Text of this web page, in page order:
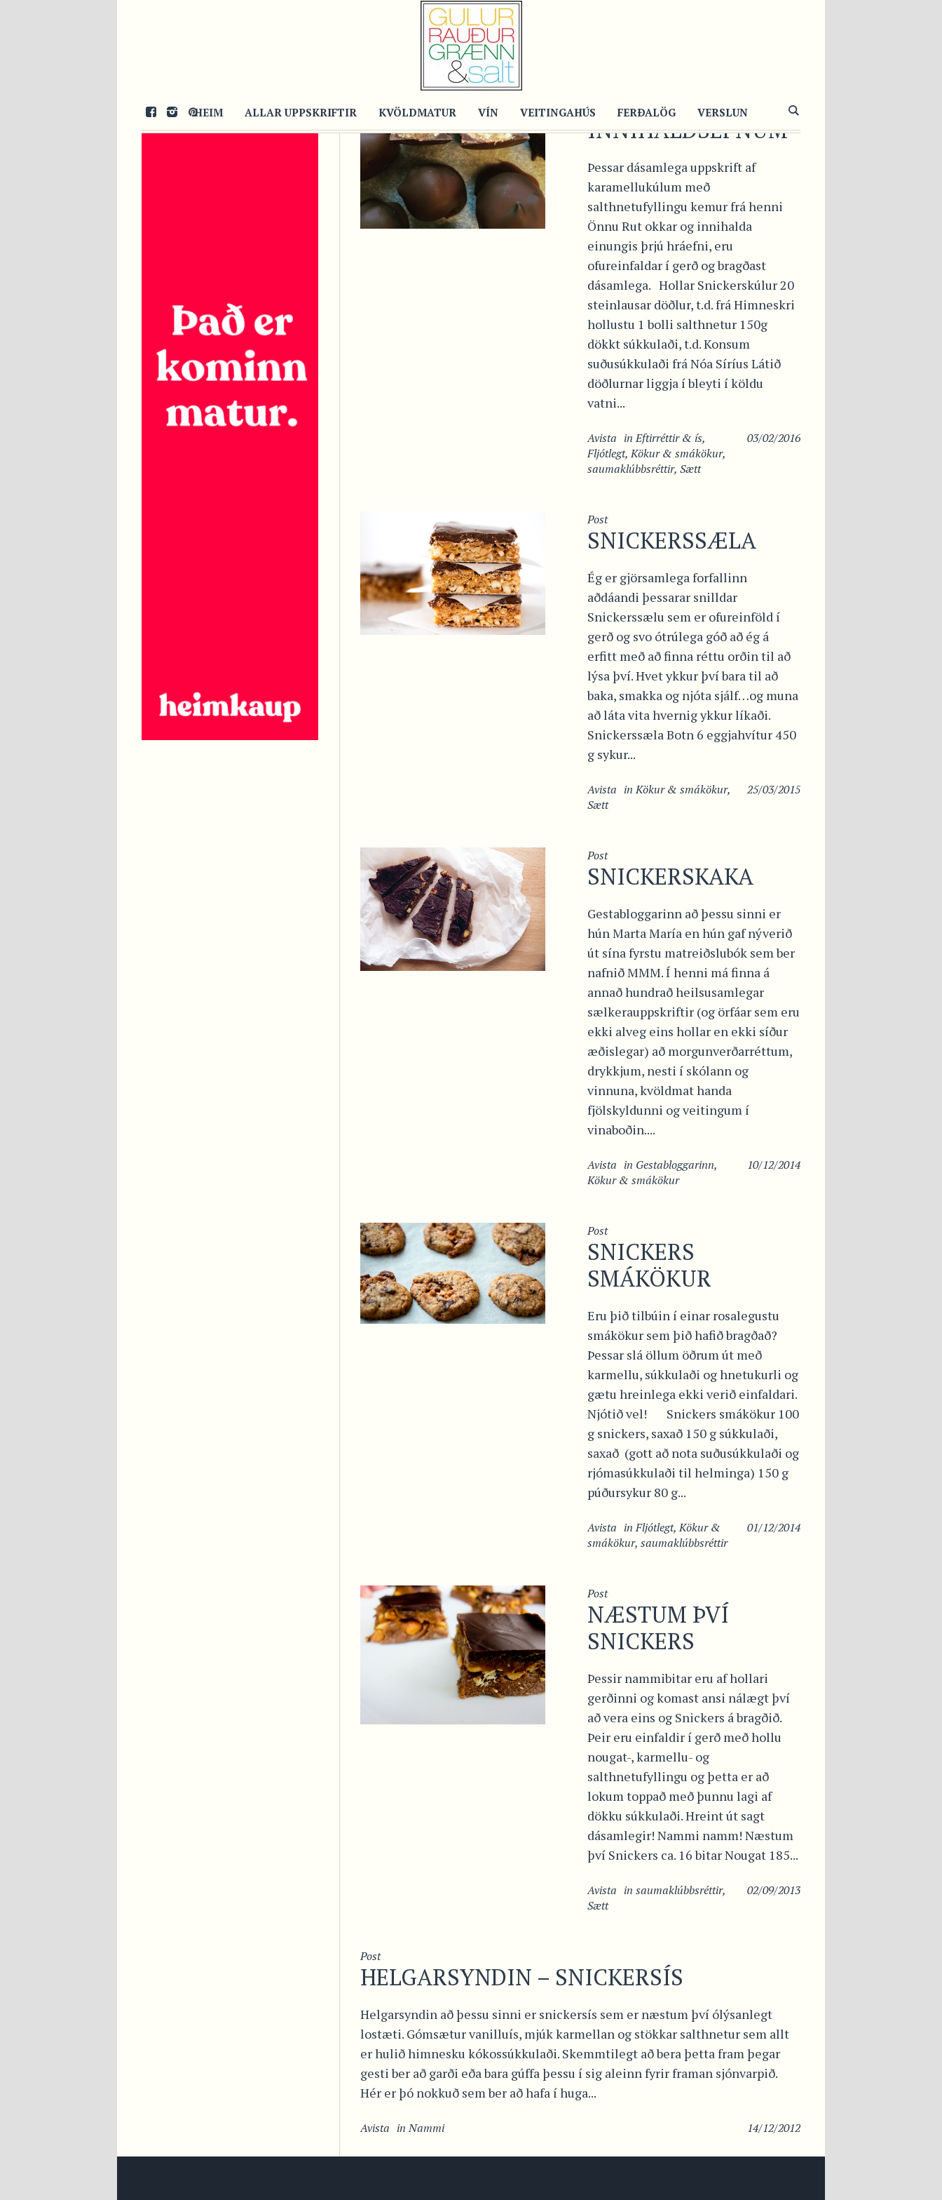
HEIM ALLAR UPPSKRIFTIR KVÖLDMATUR VÍN VEITINGAHÚS FERÐALÖG VERSLUN
MEÐ ÞREMUR
INNIHALDSEFNUM
Þessar dásamlega uppskrift af
karamellukúlum með
salthnetufyllingu kemur frá henni
Önnu Rut okkar og innihalda
einungis þrjú hráefni, eru
ofureinfaldar í gerð og bragðast
dásamlega. Hollar Snickerskúlur 20
steinlausar döðlur, t.d. frá Himneskri
hollustu 1 bolli salthnetur 150g
dökkt súkkulaði, t.d. Konsum
suðusúkkulaði frá Nóa Síríus Látið
döðlurnar liggja í bleyti í köldu
vatni...
03/02/2016
Avista inEftirréttir & ís,
Fljótlegt,Kökur & smákökur,
saumaklúbbsréttir, Sætt
Post
SNICKERSSÆLA
Ég er gjörsamlega forfallinn
aðdáandi þessarar snilldar
Snickerssælu sem er ofureinföld í
gerð og svo ótrúlega góð að ég á
erfitt með að finna réttu orðin til að
lýsa því. Hvet ykkur því bara til að
baka, smakka og njóta sjálf…og muna
að láta vita hvernig ykkur líkaði.
Snickerssæla Botn 6 eggjahvítur 450
g sykur...
25/03/2015
Avista inKökur & smákökur,
Sætt
Post
SNICKERSKAKA
Gestabloggarinn að þessu sinni er
hún Marta María en hún gaf nýverið
út sína fyrstu matreiðslubók sem ber
nafnið MMM. Í henni má finna á
annað hundrað heilsusamlegar
sælkerauppskriftir (og örfáar sem eru
ekki alveg eins hollar en ekki síður
æðislegar) að morgunverðarréttum,
drykkjum, nesti í skólann og
vinnuna, kvöldmat handa
fjölskyldunni og veitingum í
vinaboðin....
10/12/2014
Avista in Gestabloggarinn,
Kökur & smákökur
Post
SNICKERS
SMÁKÖKUR
Eru þið tilbúin í einar rosalegustu
smákökur sem þið hafið bragðað?
Þessar slá öllum öðrum út með
karmellu, súkkulaði og hnetukurli og
gætu hreinlega ekki verið einfaldari.
Njótið vel! Snickers smákökur 100
g snickers, saxað 150 g súkkulaði,
saxað (gott að nota suðusúkkulaði og
rjómasúkkulaði til helminga) 150 g
púðursykur 80 g...
01/12/2014
Avista inFljótlegt,Kökur &
smákökur, saumaklúbbsréttir
Post
NÆSTUM ÞVÍ
SNICKERS
Þessir nammibitar eru af hollari
gerðinni og komast ansi nálægt því
að vera eins og Snickers á bragðið.
Þeir eru einfaldir í gerð með hollu
nougat-, karmellu- og
salthnetufyllingu og þetta er að
lokum toppað með þunnu lagi af
dökku súkkulaði. Hreint út sagt
dásamlegir! Nammi namm! Næstum
því Snickers ca. 16 bitar Nougat 185...
02/09/2013
Avista in saumaklúbbsréttir,
Sætt
Post
HELGARSYNDIN – SNICKERSÍS
Helgarsyndin að þessu sinni er snickersís sem er næstum því ólýsanlegt
lostæti. Gómsætur vanilluís, mjúk karmellan og stökkar salthnetur sem allt
er hulið himnesku kókossúkkulaði. Skemmtilegt að bera þetta fram þegar
gesti ber að garði eða bara gúffa þessu í sig aleinn fyrir framan sjónvarpið.
Hér er þó nokkuð sem ber að hafa í huga...
14/12/2012
Avista inNammi